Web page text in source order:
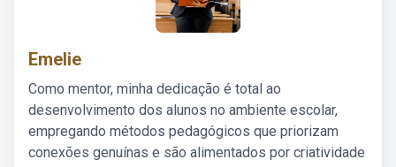
Emelie
Como mentor, minha dedicação é total ao
desenvolvimento dos alunos no ambiente escolar,
empregando métodos pedagógicos que priorizam
conexões genuínas e são alimentados por criatividade